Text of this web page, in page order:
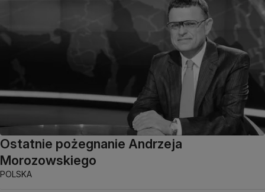
Ostatnie pożegnanie Andrzeja
Morozowskiego
POLSKA